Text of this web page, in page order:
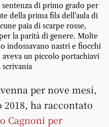
di primo grado per
della prima fila dell’aula di
paia di scarpe rosse,
la parità di genere. Molte
indossavano nastri e fiocchi
aveva un piccolo portachiavi
scrivania
per nove mesi,
ha raccontato
Cagnoni per